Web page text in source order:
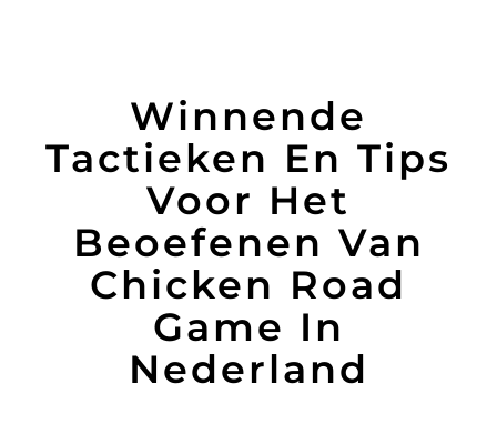
Winnende
Tactieken En Tips
Voor Het
Beoefenen Van
Chicken Road
Game In
Nederland